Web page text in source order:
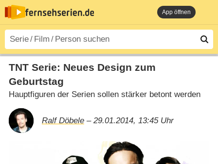
App öffnen
TNT Serie: Neues Design zum
Geburtstag
Hauptfiguren der Serien sollen stärker betont werden
Ralf Döbele– 29.01.2014, 13:45 Uhr